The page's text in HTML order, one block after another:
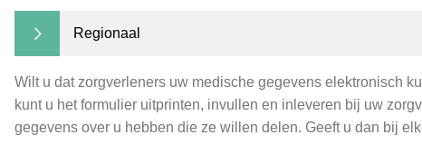
Regionaal
Wilt u dat zorgverleners uw medische gegevens elektronisch
kunt u het formulier uitprinten, invullen en inleveren bij uw
gegevens over u hebben die ze willen delen. Geeft u dan bij